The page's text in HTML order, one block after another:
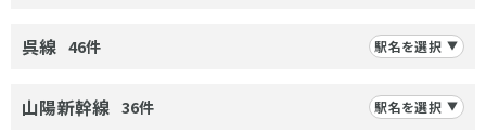
呉線 46件 駅名を選択
山陽新幹線 36件 駅名を選択